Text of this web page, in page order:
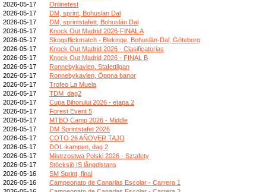
2026-05-17
Onlinetest
2026-05-17
DM, sprint, Bohuslän Dal
2026-05-17
DM, sprintstafett, Bohuslän Dal
2026-05-17
Knock Out Madrid 2026-FINAL A
2026-05-17
Skogsflickmatch - Blekinge, Bohuslän-Dal, Göteborg
2026-05-17
Knock Out Madrid 2026 - Clasificatorias
2026-05-17
Knock Out Madrid 2026 - FINAL B
2026-05-17
Ronnebykavlen, Stafettligan
2026-05-17
Ronnebykavlen, Öppna banor
2026-05-17
Trofeo La Muela
2026-05-17
TDM_dag2
2026-05-17
Cupa Bihorului 2026 - etapa 2
2026-05-17
Forest Event 5
2026-05-17
MTBO Camp 2026 - Middle
2026-05-17
DM Sprintstafet 2026
2026-05-17
COTO 26 AÑOVER TAJO
2026-05-17
DOL-kampen, dag 2
2026-05-17
Mistrzostwa Polski 2026 - Sztafety
2026-05-17
Stöcksjö IS långdistans
2026-05-16
SM Sprint, final
2026-05-16
Campeonato de Canarias Escolar - Carrera 1